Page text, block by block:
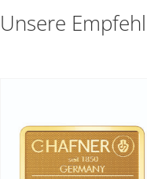
Unsere